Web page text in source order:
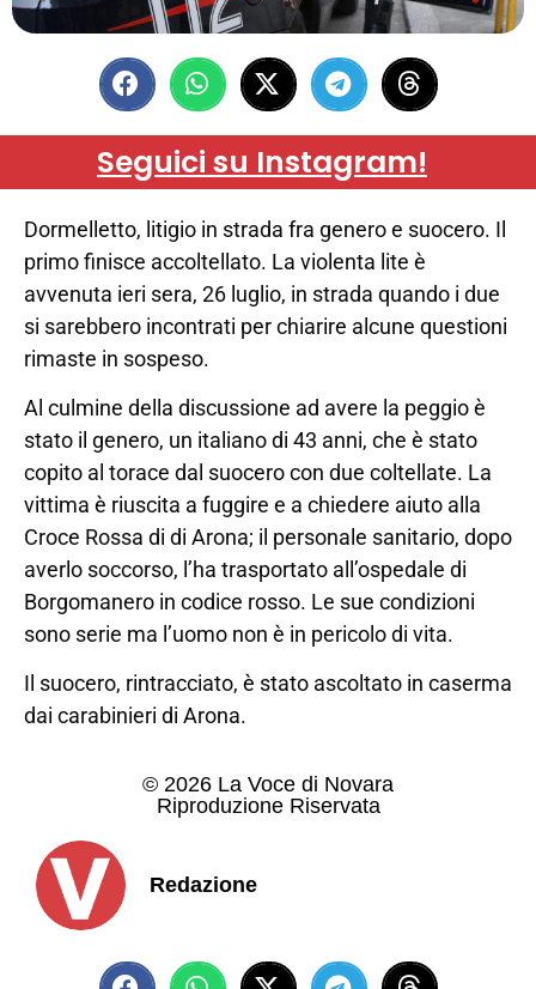
Seguici su Instagram!
Dormelletto, litigio in strada fra genero e suocero. Il
primo finisce accoltellato. La violenta lite è
avvenuta ieri sera, 26 luglio, in strada quando i due
si sarebbero incontrati per chiarire alcune questioni
rimaste in sospeso.
Al culmine della discussione ad avere la peggio è
stato il genero, un italiano di 43 anni, che è stato
copito al torace dal suocero con due coltellate. La
vittima è riuscita a fuggire e a chiedere aiuto alla
Croce Rossa di di Arona; il personale sanitario, dopo
averlo soccorso, l’ha trasportato all’ospedale di
Borgomanero in codice rosso. Le sue condizioni
sono serie ma l’uomo non è in pericolo di vita.
Il suocero, rintracciato, è stato ascoltato in caserma
dai carabinieri di Arona.
© 2026 La Voce di Novara
Riproduzione Riservata
Redazione